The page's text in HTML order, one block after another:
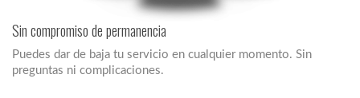
Sin compromiso de permanencia
Puedes dar de baja tu servicio en cualquier momento. Sin
preguntas ni complicaciones.